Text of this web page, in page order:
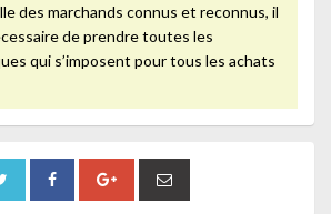
des marchands connus et reconnus, il
de prendre toutes les
qui s’imposent pour tous les achats